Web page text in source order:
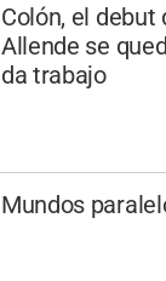
Colón, el debut
Allende se
da trabajo
Mundos